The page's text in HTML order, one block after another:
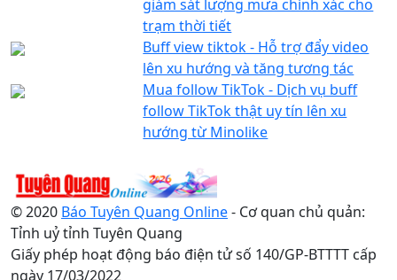
giám sát lượng mưa chính xác cho
trạm thời tiết
Buff view tiktok - Hỗ trợ đẩy video
lên xu hướng và tăng tương tác
Mua follow TikTok - Dịch vụ buff
follow TikTok thật uy tín lên xu
hướng từ Minolike
© 2020 Báo Tuyên Quang Online- Cơ quan chủ quản:
Tỉnh uỷ tỉnh Tuyên Quang
Giấy phép hoạt động báo điện tử số 140/GP-BTTTT cấp
ngày 17/03/2022